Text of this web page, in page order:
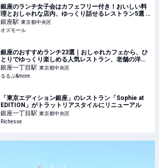
銀座のランチ女子会はカフェフリー付き！おいしい料
理とおしゃれな店内、ゆっくり話せるレストラン5選 -
OZmall
銀座駅 東京都中央区
オズモール
銀座のおすすめランチ23選｜おしゃれカフェから、ひ
とりでゆっくり楽しめる人気レストラン、老舗の洋
食・和食まで！｜るるぶ&more.
銀座一丁目駅 東京都中央区
るるぶ&more.
「東京エディション銀座」のレストラン「Sophie at
EDITION」がトラットリアスタイルにリニューアル
銀座一丁目駅 東京都中央区
Richesse